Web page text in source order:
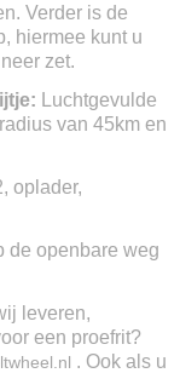
Verder is de
hiermee kunt u
zet.
Luchtgevulde
van 45km en
oplader,
de openbare weg
leveren,
een proefrit?
. Ook als u